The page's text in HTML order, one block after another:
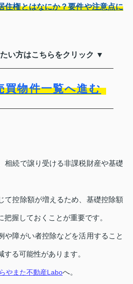
住権とはなにか？要件や注意点に
い方はこちらをクリック ▼
買物件一覧へ進む
相続で譲り受ける非課税財産や基礎
て控除額が増えるため、基礎控除額
握しておくことが重要です。
や障がい者控除などを活用すること
る可能性があります。
やまた不動産Laboへ。